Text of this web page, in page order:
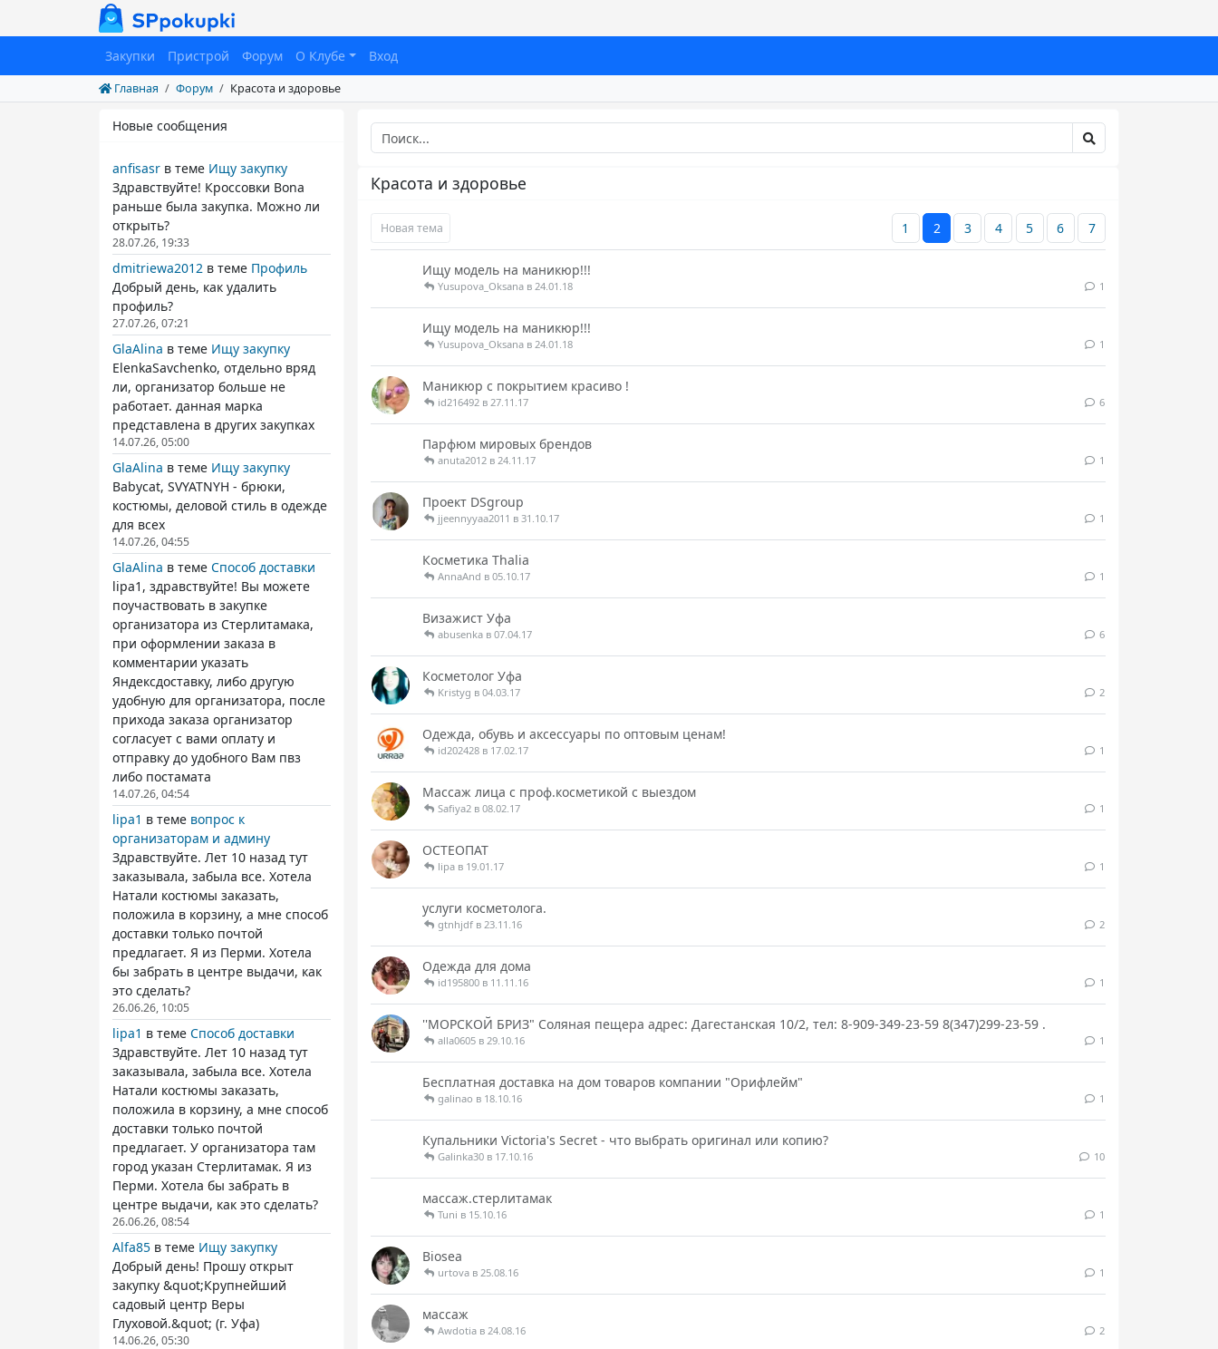
Закупки Пристрой Форум О Клубе Вход
Главная Форум Красота и здоровье
Новые сообщения
anfisasr в теме Ищу закупку
Здравствуйте! Кроссовки Bona
раньше была закупка. Можно ли
открыть?
28.07.26, 19:33
dmitriewa2012 в теме Профиль
Добрый день, как удалить
профиль?
27.07.26, 07:21
GlaAlina в теме Ищу закупку
ElenkaSavchenko, отдельно вряд
ли, организатор больше не
работает. данная марка
представлена в других закупках
14.07.26, 05:00
GlaAlina в теме Ищу закупку
Babycat, SVYATNYH - брюки,
костюмы, деловой стиль в одежде
для всех
14.07.26, 04:55
GlaAlina в теме Способ доставки
lipa1, здравствуйте! Вы можете
поучаствовать в закупке
организатора из Стерлитамака,
при оформлении заказа в
комментарии указать
Яндексдоставку, либо другую
удобную для организатора, после
прихода заказа организатор
согласует с вами оплату и
отправку до удобного Вам пвз
либо постамата
14.07.26, 04:54
lipa1 в теме вопрос к
организаторам и админу
Здравствуйте. Лет 10 назад тут
заказывала, забыла все. Хотела
Натали костюмы заказать,
положила в корзину, а мне способ
доставки только почтой
предлагает. Я из Перми. Хотела
бы забрать в центре выдачи, как
это сделать?
26.06.26, 10:05
lipa1 в теме Способ доставки
Здравствуйте. Лет 10 назад тут
заказывала, забыла все. Хотела
Натали костюмы заказать,
положила в корзину, а мне способ
доставки только почтой
предлагает. У организатора там
город указан Стерлитамак. Я из
Перми. Хотела бы забрать в
центре выдачи, как это сделать?
26.06.26, 08:54
Alfa85 в теме Ищу закупку
Добрый день! Прошу открыт
закупку &quot;Крупнейший
садовый центр Веры
Глуховой.&quot; (г. Уфа)
14.06.26, 05:30
Красота и здоровье
Новая тема 1 2 3 4 5 6 7
Ищу модель на маникюр!!!
Yusupova_Oksana в 24.01.18 1
Ищу модель на маникюр!!!
Yusupova_Oksana в 24.01.18 1
Маникюр с покрытием красиво !
id216492 в 27.11.17 6
Парфюм мировых брендов
anuta2012 в 24.11.17 1
Проект DSgroup
jjeennyyaa2011 в 31.10.17 1
Косметика Thalia
AnnaAnd в 05.10.17 1
Визажист Уфа
abusenka в 07.04.17 6
Косметолог Уфа
Kristyg в 04.03.17 2
Одежда, обувь и аксессуары по оптовым ценам!
id202428 в 17.02.17 1
Массаж лица с проф.косметикой с выездом
Safiya2 в 08.02.17 1
ОСТЕОПАТ
lipa в 19.01.17 1
услуги косметолога.
gtnhjdf в 23.11.16 2
Одежда для дома
id195800 в 11.11.16 1
''МОРСКОЙ БРИЗ" Соляная пещера адрес: Дагестанская 10/2, тел: 8-909-349-23-59 8(347)299-23-59 .
alla0605 в 29.10.16 1
Бесплатная доставка на дом товаров компании "Орифлейм"
galinao в 18.10.16 1
Купальники Victoria's Secret - что выбрать оригинал или копию?
Galinka30 в 17.10.16 10
массаж.стерлитамак
Tuni в 15.10.16 1
Biosea
urtova в 25.08.16 1
массаж
Awdotia в 24.08.16 2